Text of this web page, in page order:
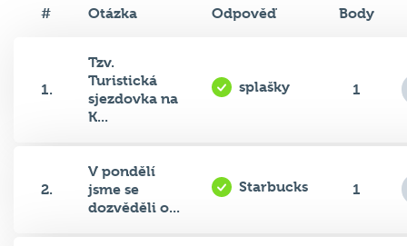
# Otázka Odpověď Body
1.
Tzv.
Turistická
sjezdovka na
K...
splašky 1
2.
V pondělí
jsme se
dozvěděli o...
Starbucks 1